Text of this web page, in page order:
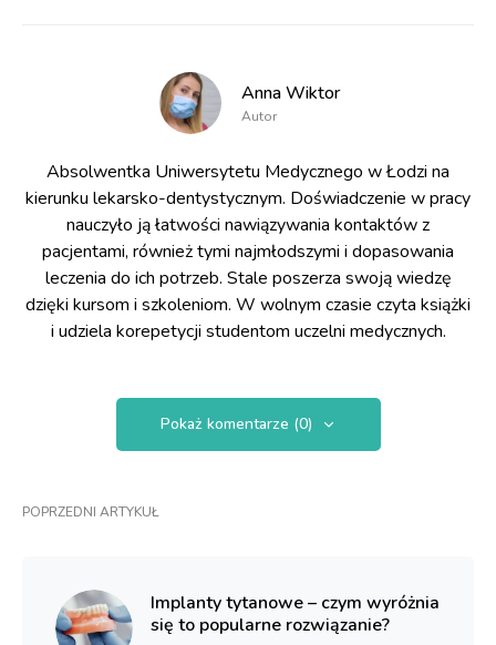
Anna Wiktor
Autor
Absolwentka Uniwersytetu Medycznego w Łodzi na
kierunku lekarsko-dentystycznym. Doświadczenie w pracy
nauczyło ją łatwości nawiązywania kontaktów z
pacjentami, również tymi najmłodszymi i dopasowania
leczenia do ich potrzeb. Stale poszerza swoją wiedzę
dzięki kursom i szkoleniom. W wolnym czasie czyta książki
i udziela korepetycji studentom uczelni medycznych.
Pokaż komentarze (0)
POPRZEDNI ARTYKUŁ
Implanty tytanowe – czym wyróżnia
się to popularne rozwiązanie?